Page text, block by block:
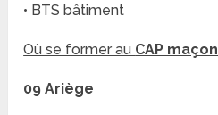
• BTS bâtiment
Où se former au CAP maçon
09 Ariège